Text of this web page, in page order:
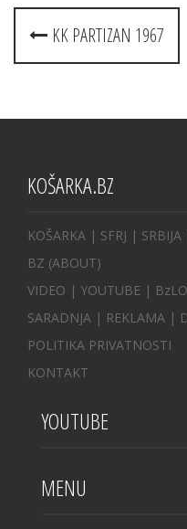
Post
navigation
KK PARTIZAN 1967
KOŠARKA.BZ
KOŠARKA | SFRJ | SRBIJA
BZ (ABOUT)
VIDEO | YOUTUBE |
SARADNJA | REKLAMA |
POLITIKA PRIVATNOSTI
KONTAKT
YOUTUBE
MENU